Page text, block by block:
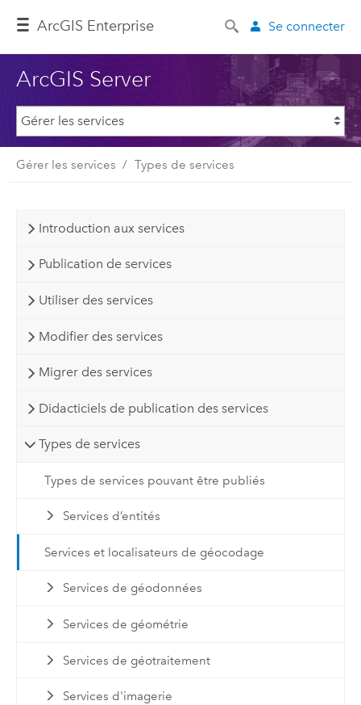
ArcGIS Enterprise Se connecter
ArcGIS Server
Gérer les services Types de services
Introduction aux services
Publication de services
Utiliser des services
Modifier des services
Migrer des services
Didacticiels de publication des services
Types de services
Types de services pouvant être publiés
Services d’entités
Services et localisateurs de géocodage
Services de géodonnées
Services de géométrie
Services de géotraitement
Services d'imagerie